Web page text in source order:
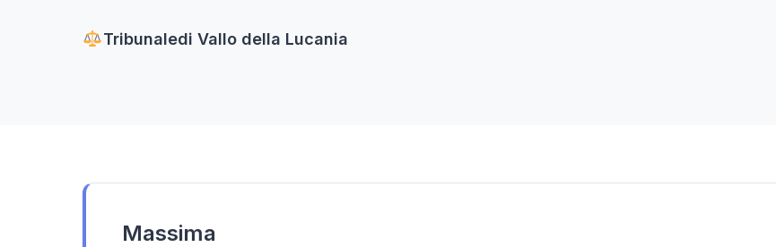
Tribunaledi Vallo della Lucania
Massima